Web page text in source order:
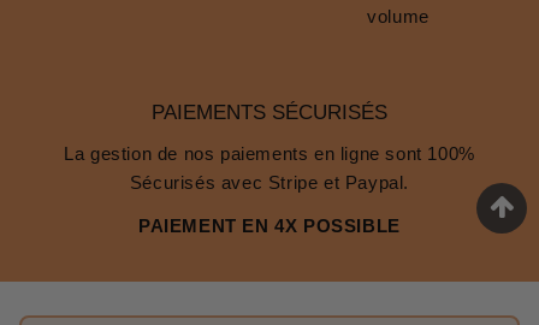
volume
PAIEMENTS SÉCURISÉS
La gestion de nos paiements en ligne sont 100%
Sécurisés avec Stripe et Paypal.
PAIEMENT EN 4X POSSIBLE